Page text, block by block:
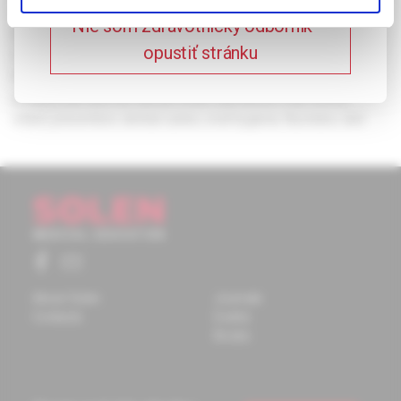
regular check-ups of the chaperoned infant is a must. Tooth
decay of the temporary dentition can be prevented by
consistent oral hygiene, precautions in dietary intake and by
fluoride supplementation, through cooperation between the
pediatrician and the dentist when warranted. Key words:
Nie som zdravotnícky odborník –
opustiť stránku